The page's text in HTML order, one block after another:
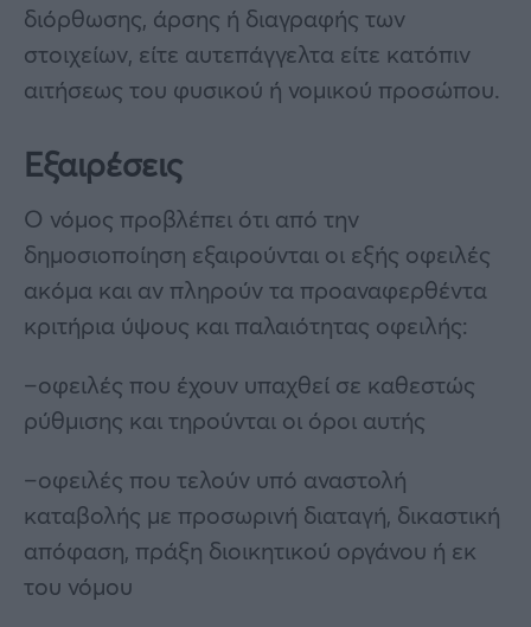
διόρθωσης, άρσης ή διαγραφής των
στοιχείων, είτε αυτεπάγγελτα είτε κατόπιν
αιτήσεως του φυσικού ή νομικού προσώπου.
Εξαιρέσεις
Ο νόμος προβλέπει ότι από την
δημοσιοποίηση εξαιρούνται οι εξής οφειλές
ακόμα και αν πληρούν τα προαναφερθέντα
κριτήρια ύψους και παλαιότητας οφειλής:
–οφειλές που έχουν υπαχθεί σε καθεστώς
ρύθμισης και τηρούνται οι όροι αυτής
–οφειλές που τελούν υπό αναστολή
καταβολής με προσωρινή διαταγή, δικαστική
απόφαση, πράξη διοικητικού οργάνου ή εκ
του νόμου